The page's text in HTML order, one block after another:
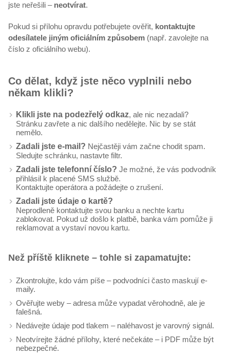
jste neřešili – neotvírat.
Pokud si přílohu opravdu potřebujete ověřit, kontaktujte
odesílatele jiným oficiálním způsobem (např. zavolejte na
číslo z oficiálního webu).
Co dělat, když jste něco vyplnili nebo
někam klikli?
Klikli jste na podezřelý odkaz, ale nic nezadali?
Stránku zavřete a nic dalšího nedělejte. Nic by se stát
nemělo.
Zadali jste e-mail? Nejčastěji vám začne chodit spam.
Sledujte schránku, nastavte filtr.
Zadali jste telefonní číslo? Je možné, že vás podvodník
přihlásil k placené SMS službě.
Kontaktujte operátora a požádejte o zrušení.
Zadali jste údaje o kartě?
Neprodleně kontaktujte svou banku a nechte kartu
zablokovat. Pokud už došlo k platbě, banka vám pomůže ji
reklamovat a vystaví novou kartu.
Než příště kliknete – tohle si zapamatujte:
Zkontrolujte, kdo vám píše – podvodníci často maskují e-
maily.
Ověřujte weby – adresa může vypadat věrohodně, ale je
falešná.
Nedávejte údaje pod tlakem – naléhavost je varovný signál.
Neotvírejte žádné přílohy, které nečekáte – i PDF může být
nebezpečné.